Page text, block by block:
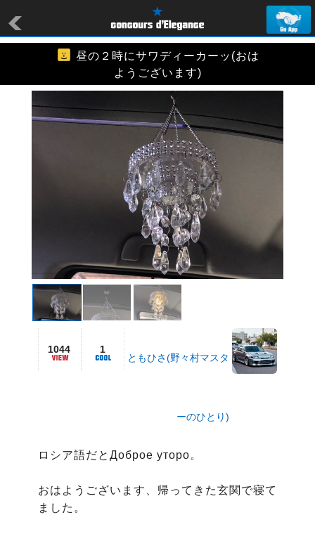
昼の２時にサワディーカーッ(おは
ようございます)
1044 1
ともひさ(野々村マスタ
ーのひとり)
ロシア語だとДоброе уторо。
おはようございます、帰ってきた玄関で寝て
ました。